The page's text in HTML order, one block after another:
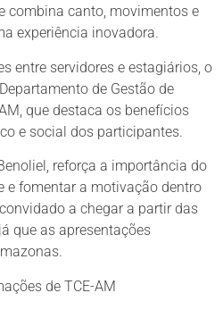
combina canto, movimentos e
experiência inovadora.
entre servidores e estagiários, o
de Gestão de
que destaca os benefícios
e social dos participantes.
reforça a importância do
e fomentar a motivação dentro
a chegar a partir das
que as apresentações
de TCE-AM